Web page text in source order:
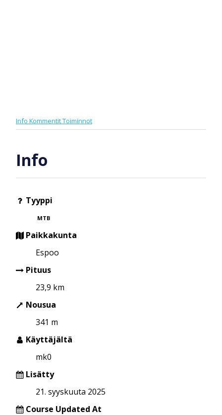
Info KommentitToiminnot
Info
Tyyppi
MTB
Paikkakunta
Espoo
Pituus
23,9 km
Nousua
341 m
Käyttäjältä
mk0
Lisätty
21. syyskuuta 2025
Course Updated At